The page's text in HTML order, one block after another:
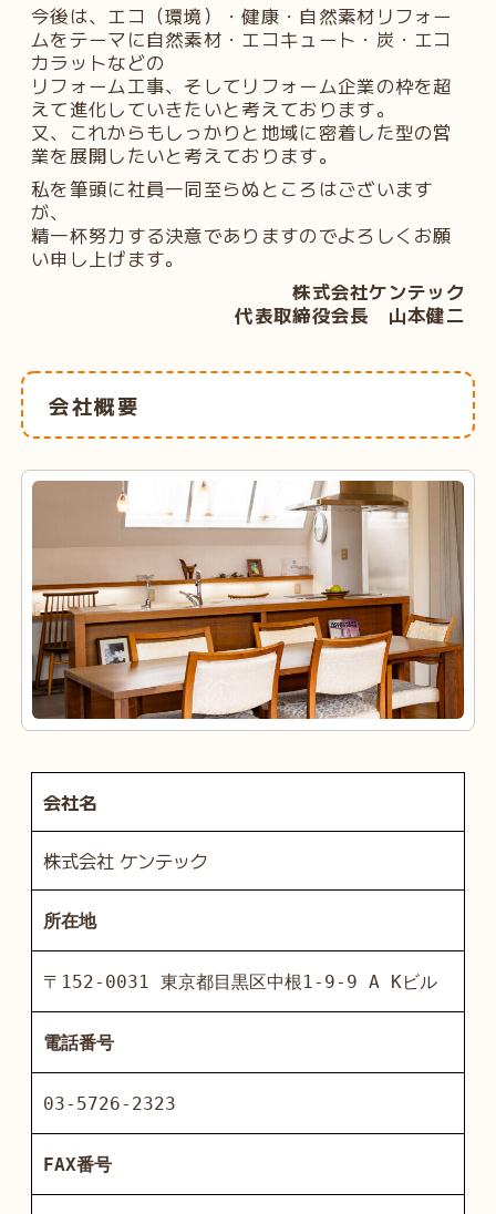
今後は、エコ（環境）・健康・自然素材リフォー
ムをテーマに自然素材・エコキュート・炭・エコ
カラットなどの
リフォーム工事、そしてリフォーム企業の枠を超
えて進化していきたいと考えております。
又、これからもしっかりと地域に密着した型の営
業を展開したいと考えております。
私を筆頭に社員一同至らぬところはございます
が、
精一杯努力する決意でありますのでよろしくお願
い申し上げます。
株式会社ケンテック
代表取締役会長 山本健二
会社概要
会社名
株式会社 ケンテック
所在地
〒152-0031 東京都目黒区中根1-9-9 A Kビル
電話番号
03-5726-2323
FAX番号